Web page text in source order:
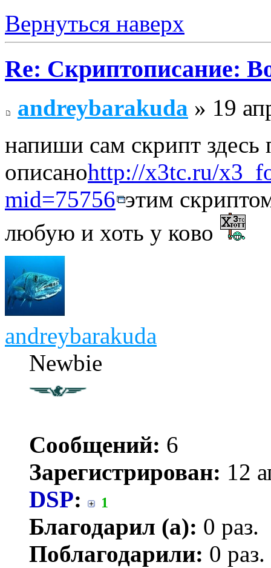
Вернуться наверх
Re: Скриптописание:
andreybarakuda » 19
напиши сам скрипт здесь
описаноhttp://x3tc.ru/
mid=75756 этим
любую и хоть у ково
andreybarakuda
Newbie
Сообщений: 6
Зарегистрирован: 12
DSP: 1
Благодарил (а): 0 раз.
Поблагодарили: 0 раз.